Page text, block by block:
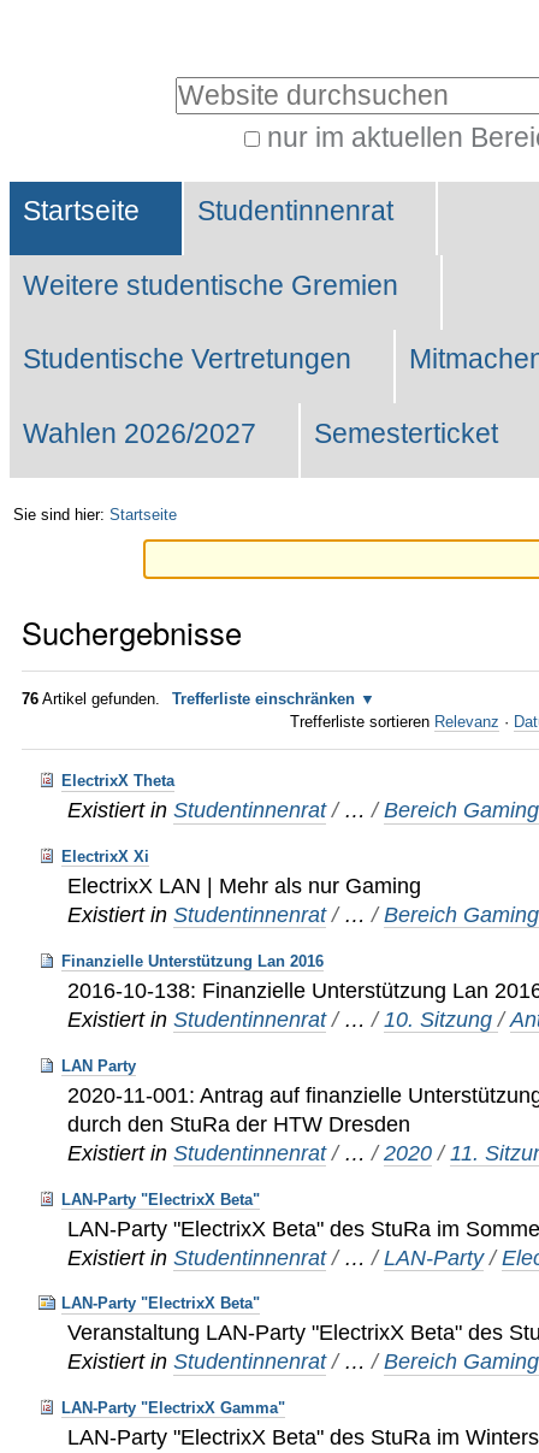
Website durchsuchen
nur im aktuellen
Suche…
Sektionen
Startseite Studentinnenrat
Weitere studentische Gremien
Studentische Vertretungen
Wahlen 2026/2027 Semesterticket
Sie sind hier: Startseite
Suchergebnisse
76 Artikel gefunden.
Trefferliste einschränken
Trefferliste sortieren Relevanz ·
ElectrixX Theta
Existiert in Studentinnenrat / …/Bereich Gaming
ElectrixX Xi
ElectrixX LAN | Mehr als nur Gaming
Existiert in Studentinnenrat / …/Bereich Gaming
Finanzielle Unterstützung Lan 2016
2016-10-138: Finanzielle Unterstützung Lan
Existiert in Studentinnenrat / …/10. Sitzung/
LAN Party
2020-11-001: Antrag auf finanzielle
durch den StuRa der HTW Dresden
Existiert in Studentinnenrat / …/2020 / 11.
LAN-Party "ElectrixX Beta"
LAN-Party "ElectrixX Beta" des StuRa im
Existiert in Studentinnenrat / …/LAN-Party /
LAN-Party "ElectrixX Beta"
Veranstaltung LAN-Party "ElectrixX Beta" des
Existiert in Studentinnenrat / …/Bereich Gaming
LAN-Party "ElectrixX Gamma"
LAN-Party "ElectrixX Beta" des StuRa im